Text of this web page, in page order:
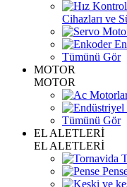
Cihazları ve
Tümünü Gör
MOTOR
MOTOR
Tümünü Gör
EL ALETLERİ
EL ALETLERİ